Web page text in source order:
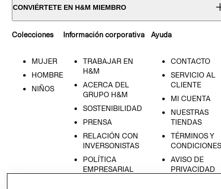
CONVIÉRTETE EN H&M MIEMBRO
Colecciones
MUJER
HOMBRE
NIÑOS
Información corporativa
TRABAJAR EN
H&M
ACERCA DEL
GRUPO H&M
SOSTENIBILIDAD
PRENSA
RELACIÓN CON
INVERSONISTAS
POLÍTICA
EMPRESARIAL
Ayuda
CONTACTO
SERVICIO AL
CLIENTE
MI CUENTA
NUESTRAS
TIENDAS
TÉRMINOS Y
CONDICIONES
AVISO DE
PRIVACIDAD